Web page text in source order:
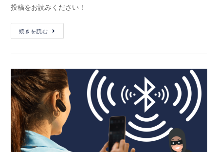
投稿をお読みください！
続きを読む